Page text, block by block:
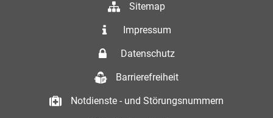
Sitemap
Impressum
Datenschutz
Barrierefreiheit
Notdienste - und Störungsnummern